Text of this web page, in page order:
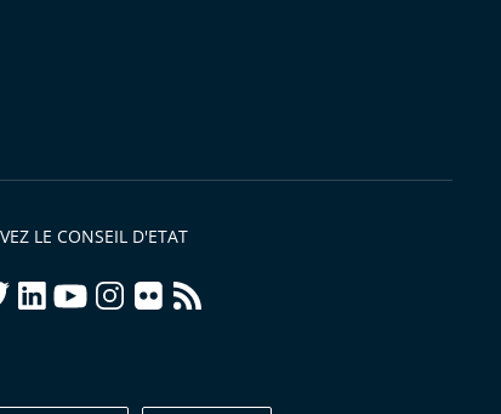
LE CONSEIL D'ETAT
linkedInyoutubeinstagram
flickrrss
conforme